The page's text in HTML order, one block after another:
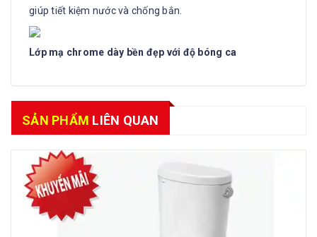
giúp tiết kiệm nước và chống bắn.
Lớp mạ chrome dày bền đẹp với độ bóng ca
SẢN PHẨM LIÊN QUAN